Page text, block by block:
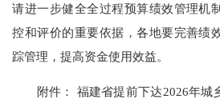
请进一步健全全过程预算绩效管理机
控和评价的重要依据，各地要完善绩
踪管理，提高资金使用效益。
附件： 福建省提前下达2026年城